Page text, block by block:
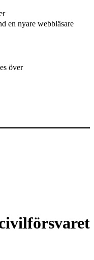
en nyare webbläsare
över